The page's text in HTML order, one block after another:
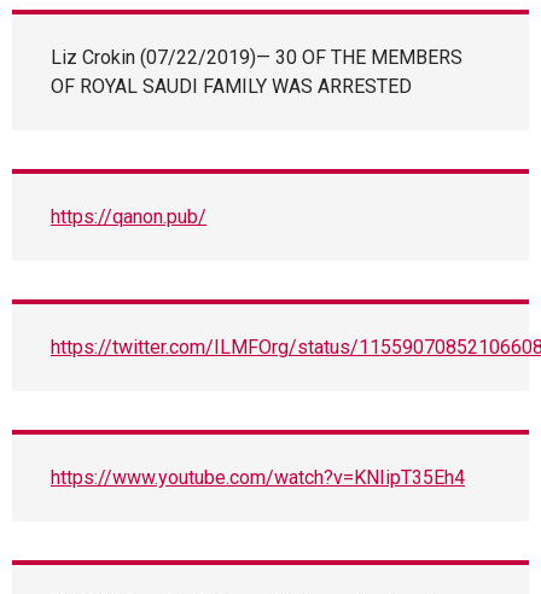
Liz Crokin (07/22/2019)— 30 OF THE MEMBERS
OF ROYAL SAUDI FAMILY WAS ARRESTED
https://qanon.pub/
https://twitter.com/ILMFOrg/status/
https://www.youtube.com/watch?v=KNIipT35Eh4